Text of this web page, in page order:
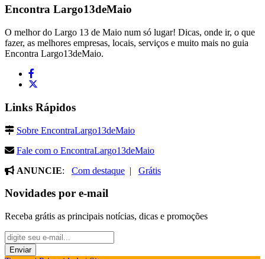
Encontra Largo13deMaio
O melhor do Largo 13 de Maio num só lugar! Dicas, onde ir, o que
fazer, as melhores empresas, locais, serviços e muito mais no guia
Encontra Largo13deMaio.
Links Rápidos
Sobre EncontraLargo13deMaio
Fale com o EncontraLargo13deMaio
ANUNCIE: Com destaque | Grátis
Novidades por e-mail
Receba grátis as principais notícias, dicas e promoções